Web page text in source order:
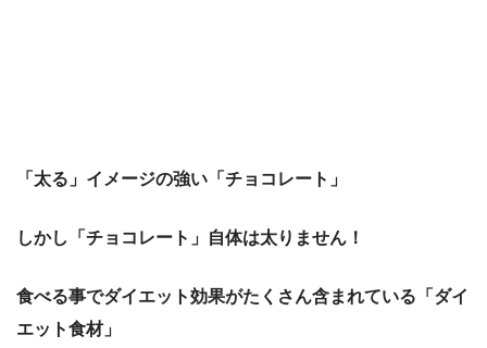
「太る」イメージの強い「チョコレート」
しかし「チョコレート」自体は太りません！
食べる事でダイエット効果がたくさん含まれている「ダイ
エット食材」